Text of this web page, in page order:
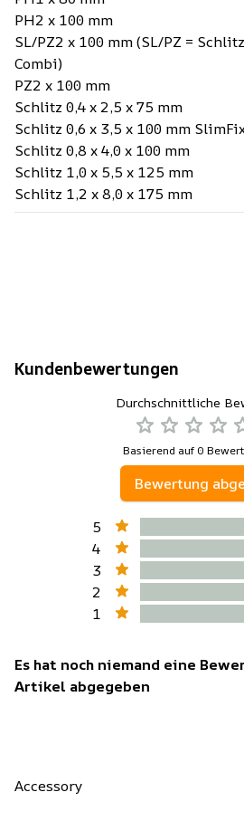
PH2 x 100 mm
SL/PZ2 x 100 mm (SL/PZ =
Combi)
PZ2 x 100 mm
Schlitz 0,4 x 2,5 x 75 mm
Schlitz 0,6 x 3,5 x 100 mm
Schlitz 0,8 x 4,0 x 100 mm
Schlitz 1,0 x 5,5 x 125 mm
Schlitz 1,2 x 8,0 x 175 mm
Kundenbewertungen
Durchschnittliche
Basierend auf 0
Bewertung
5
4
3
2
1
Es hat noch niemand eine
Artikel abgegeben
Accessory